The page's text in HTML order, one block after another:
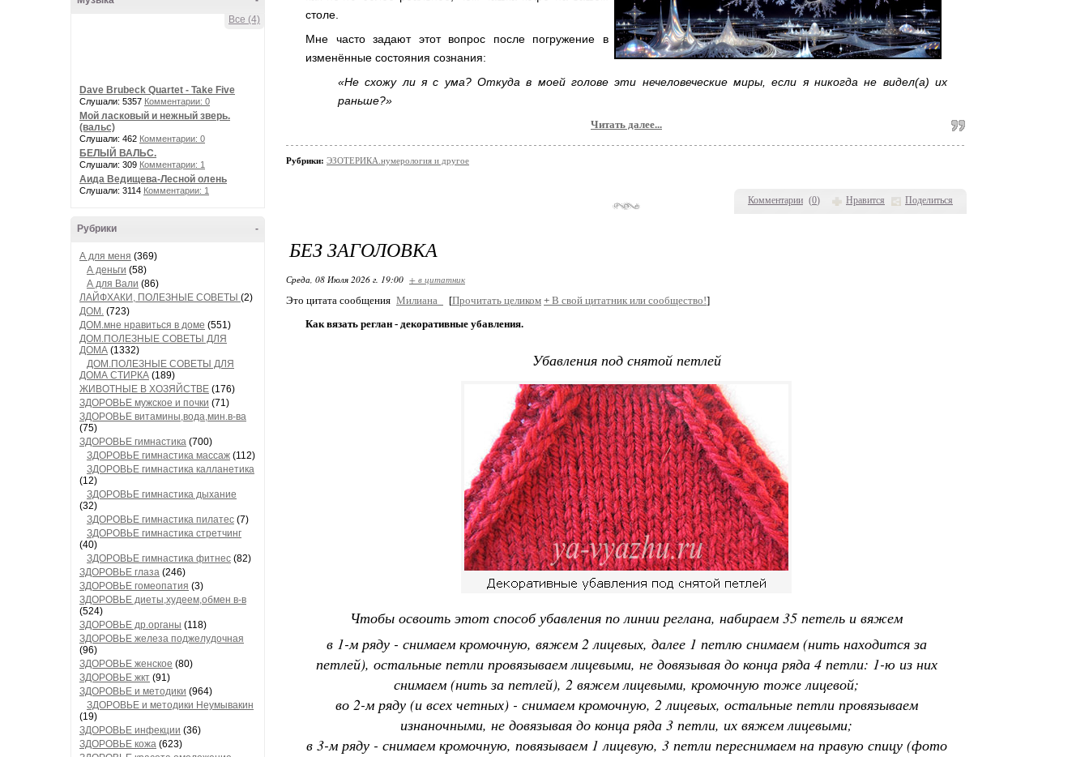
Все (4)
Dave Brubeck Quartet - Take Five
Слушали: 5357 Комментарии: 0
Мой ласковый и нежный зверь.
(вальс)
Слушали: 462 Комментарии: 0
БЕЛЫЙ ВАЛЬС.
Слушали: 309 Комментарии: 1
Аида Ведищева-Лесной олень
Слушали: 3114 Комментарии: 1
-
Рубрики
А для меня (369)
А деньги (58)
А для Вали (86)
ЛАЙФХАКИ, ПОЛЕЗНЫЕ СОВЕТЫ (2)
ДОМ. (723)
ДОМ.мне нравиться в доме (551)
ДОМ.ПОЛЕЗНЫЕ СОВЕТЫ ДЛЯ
ДОМА (1332)
ДОМ.ПОЛЕЗНЫЕ СОВЕТЫ ДЛЯ
ДОМА СТИРКА (189)
ЖИВОТНЫЕ В ХОЗЯЙСТВЕ (176)
ЗДОРОВЬЕ мужское и почки (71)
ЗДОРОВЬЕ витамины,вода,мин.в-ва
(75)
ЗДОРОВЬЕ гимнастика (700)
ЗДОРОВЬЕ гимнастика массаж (112)
ЗДОРОВЬЕ гимнастика калланетика
(12)
ЗДОРОВЬЕ гимнастика дыхание
(32)
ЗДОРОВЬЕ гимнастика пилатес (7)
ЗДОРОВЬЕ гимнастика стретчинг
(40)
ЗДОРОВЬЕ гимнастика фитнес (82)
ЗДОРОВЬЕ глаза (246)
ЗДОРОВЬЕ гомеопатия (3)
ЗДОРОВЬЕ диеты,худеем,обмен в-в
(524)
ЗДОРОВЬЕ др.органы (118)
ЗДОРОВЬЕ железа поджелудочная
(96)
ЗДОРОВЬЕ женское (80)
ЗДОРОВЬЕ жкт (91)
ЗДОРОВЬЕ и методики (964)
ЗДОРОВЬЕ и методики Неумывакин
(19)
ЗДОРОВЬЕ инфекции (36)
ЗДОРОВЬЕ кожа (623)
Комментарии (0) Нравится Поделиться
столе.
Мне часто задают этот вопрос после погружение в
изменённые состояния сознания:
«Не схожу ли я с ума? Откуда в моей голове эти нечеловеческие миры, если я никогда не видел(а) их
раньше?»
Читать далее...
Рубрики: ЭЗОТЕРИКА.нумерология и другое
БЕЗ ЗАГОЛОВКА
Среда, 08 Июля 2026 г. 19:00 + в цитатник
Это цитата сообщения Милиана_ [Прочитать целиком + В свой цитатник или сообщество!]
Как вязать реглан - декоративные убавления.
Убавления под снятой петлей
Чтобы освоить этот способ убавления по линии реглана, набираем 35 петель и вяжем
в 1-м ряду - снимаем кромочную, вяжем 2 лицевых, далее 1 петлю снимаем (нить находится за
петлей), остальные петли провязываем лицевыми, не довязывая до конца ряда 4 петли: 1-ю из них
снимаем (нить за петлей), 2 вяжем лицевыми, кромочную тоже лицевой;
во 2-м ряду (и всех четных) - снимаем кромочную, 2 лицевых, остальные петли провязываем
изнаночными, не довязывая до конца ряда 3 петли, их вяжем лицевыми;
в 3-м ряду - снимаем кромочную, повязываем 1 лицевую, 3 петли переснимаем на правую спицу (фото